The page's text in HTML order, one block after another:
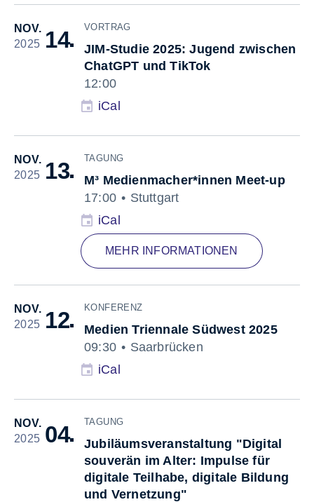
NOV.
2025 14 VORTRAG
JIM-Studie 2025: Jugend zwischen
ChatGPT und TikTok
12:00
iCal
NOV.
2025 13 TAGUNG
M³ Medienmacher*innen Meet-up
17:00
Stuttgart
iCal
MEHR INFORMATIONEN
NOV.
2025 12 KONFERENZ
Medien Triennale Südwest 2025
09:30
Saarbrücken
iCal
NOV.
2025 04 TAGUNG
Jubiläumsveranstaltung "Digital
souverän im Alter: Impulse für
digitale Teilhabe, digitale Bildung
und Vernetzung"